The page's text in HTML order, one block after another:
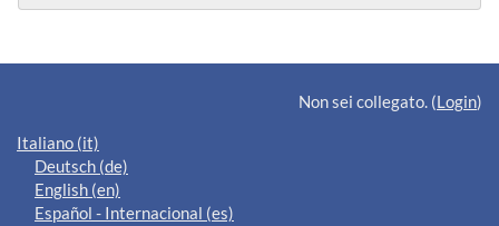
Blocchi supplementari
Non sei collegato. (Login)
Italiano ‎(it)‎
Deutsch ‎(de)‎
English ‎(en)‎
Español - Internacional ‎(es)‎